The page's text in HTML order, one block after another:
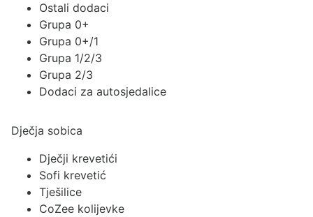
Ostali dodaci
Grupa 0+
Grupa 0+/1
Grupa 1/2/3
Grupa 2/3
Dodaci za autosjedalice
Dječja sobica
Dječji krevetići
Sofi krevetić
Tješilice
CoZee kolijevke